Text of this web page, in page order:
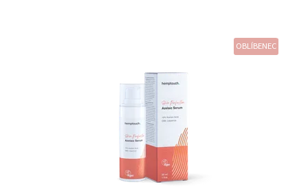
OBLÍBENEC